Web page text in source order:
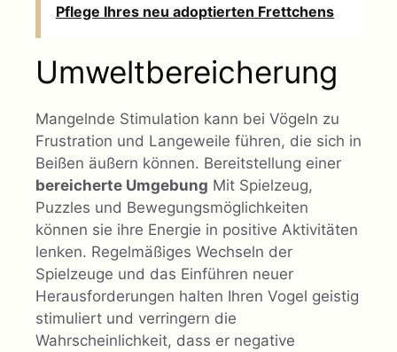
Pflege Ihres neu adoptierten Frettchens
Umweltbereicherung
Mangelnde Stimulation kann bei Vögeln zu
Frustration und Langeweile führen, die sich in
Beißen äußern können. Bereitstellung einer
bereicherte Umgebung Mit Spielzeug,
Puzzles und Bewegungsmöglichkeiten
können sie ihre Energie in positive Aktivitäten
lenken. Regelmäßiges Wechseln der
Spielzeuge und das Einführen neuer
Herausforderungen halten Ihren Vogel geistig
stimuliert und verringern die
Wahrscheinlichkeit, dass er negative